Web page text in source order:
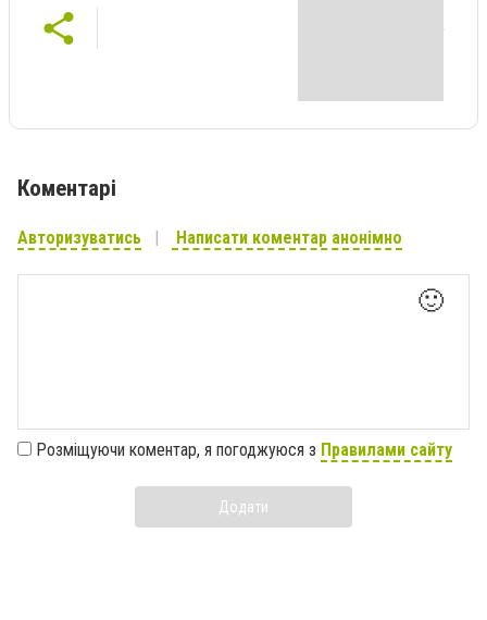
Коментарі
Авторизуватись Написати коментар анонімно
🙂
Розміщуючи коментар, я погоджуюся з Правилами сайту
Додати